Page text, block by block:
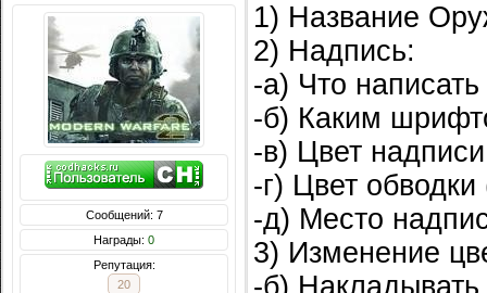
Сообщений: 7
Награды: 0
Репутация:
20
1) Название
2) Надпись:
-а) Что
-б) Каким
-в) Цвет
-г) Цвет
-д) Место
3) Изменение